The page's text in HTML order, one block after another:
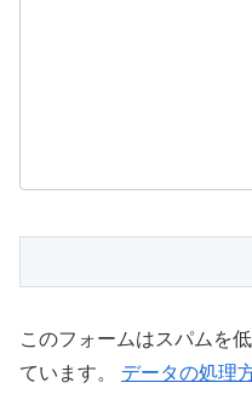
このフォームはスパムを
ています。 データの処理